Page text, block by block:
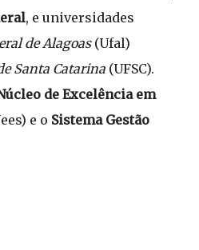
, e universidades
de Alagoas(Ufal)
Santa Catarina (UFSC).
de Excelência em
e o Sistema Gestão